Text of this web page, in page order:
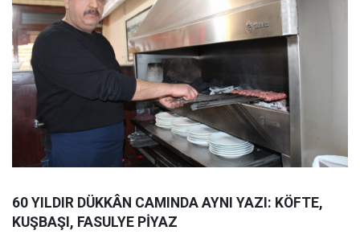
60 YILDIR DÜKKÂN CAMINDA AYNI YAZI: KÖFTE,
KUŞBAŞI, FASULYE PİYAZ